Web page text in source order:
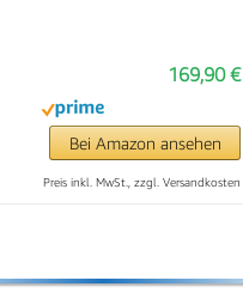
25-75 mm | inkl.
Motoröl
169,90 €
Bei Amazon ansehen
Preis inkl. MwSt., zzgl. Versandkosten